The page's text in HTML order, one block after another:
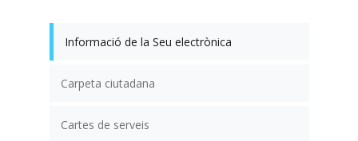
Informació de la Seu electrònica
Carpeta ciutadana
Cartes de serveis